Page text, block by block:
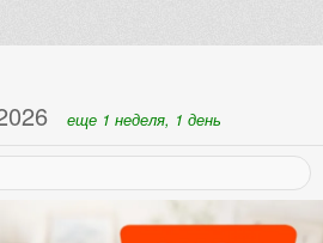
еще 1 неделя, 1 день